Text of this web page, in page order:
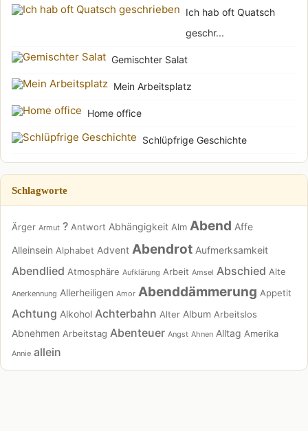
Ich hab oft Quatsch
geschr...
Gemischter Salat
Mein Arbeitsplatz
Home office
Schlüpfrige Geschichte
Schlagworte
Ärger Armut ? Antwort Abhängigkeit Alm Abend Affe
Alleinsein Alphabet Advent Abendrot Aufmerksamkeit
Abendlied Atmosphäre Aufklärung Arbeit Amsel Abschied Alte
Anerkennung Allerheiligen Amor Abenddämmerung Appetit
Achtung Alkohol Achterbahn Alter Album Arbeitslos
Abnehmen Arbeitstag Abenteuer Angst Ahnen Alltag Amerika
Annie allein